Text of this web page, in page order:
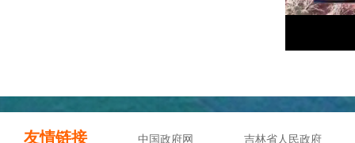
友情链接 中国政府网 吉林省人民政府